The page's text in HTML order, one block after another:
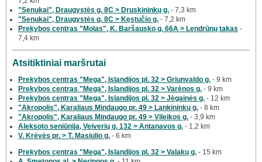
"Senukai", Draugystės g. 8C > Druskininkų g. - 7,3 km
"Senukai", Draugystės g. 8C > Kęstučio g. - 7,2 km
Prekybos centras "Molas", K. Baršausko g. 66A > Lendrūnų takas -
7,4 km
Atsitiktiniai maršrutai
Prekybos centras "Mega", Islandijos pl. 32 > Griunvaldo g. - 9 km
Prekybos centras "Mega", Islandijos pl. 32 > Varėnos g. - 9 km
Prekybos centras "Mega", Islandijos pl. 32 > Jėgainės g. - 12 km
"Akropolis", Karaliaus Mindaugo pr. 49 > Lankininkų g. - 8 km
"Akropolis", Karaliaus Mindaugo pr. 49 > Vileikos g. - 3,9 km
Aleksoto seniūnija, Veiverių g. 132 > Antanavos g. - 1,2 km
V. Krėvės pr. > T. Masiulio g. - 6 km
Prekybos centras "Mega", Islandijos pl. 32 > Valakų g. - 15 km